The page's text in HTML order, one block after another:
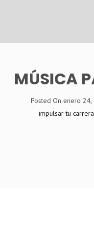
MÚSICA
Posted On enero 24,
impulsar tu